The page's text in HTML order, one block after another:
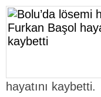
hayatını kaybetti.